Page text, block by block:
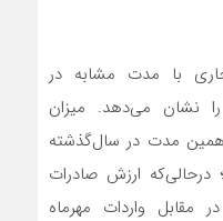
با مدت مشابه در
را نشان می‌دهد. میزان
مدت در سال‌گذشته
داشته؛ درحالی‌که ارزش صادرات
در مقابل واردات مهرماه